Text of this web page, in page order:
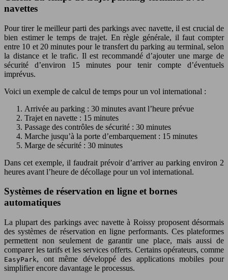
navettes
Pour tirer le meilleur parti des parkings avec navette, il est crucial de
bien estimer le temps de trajet. En règle générale, il faut compter
entre 10 et 20 minutes pour le transfert du parking au terminal, selon
la distance et le trafic. Il est recommandé d’ajouter une marge de
sécurité d’environ 15 minutes pour tenir compte d’éventuels
imprévus.
Voici un exemple de calcul de temps pour un vol international :
Arrivée au parking : 30 minutes avant l’heure prévue
Trajet en navette : 15 minutes
Passage des contrôles de sécurité : 30 minutes
Marche jusqu’à la porte d’embarquement : 15 minutes
Marge de sécurité : 30 minutes
Dans cet exemple, il faudrait prévoir d’arriver au parking environ 2
heures avant l’heure de décollage pour un vol international.
Systèmes de réservation en ligne et bornes
automatiques
La plupart des parkings avec navette à Roissy proposent désormais
des systèmes de réservation en ligne performants. Ces plateformes
permettent non seulement de garantir une place, mais aussi de
comparer les tarifs et les services offerts. Certains opérateurs, comme
EasyPark, ont même développé des applications mobiles pour
simplifier encore davantage le processus.